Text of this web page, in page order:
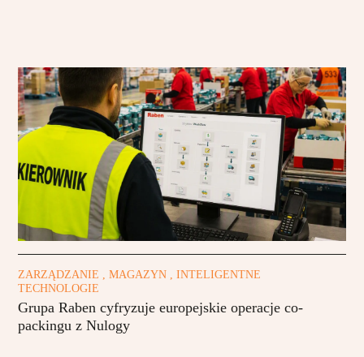
ZARZĄDZANIE , MAGAZYN , INTELIGENTNE
TECHNOLOGIE
Grupa Raben cyfryzuje europejskie operacje co-
packingu z Nulogy